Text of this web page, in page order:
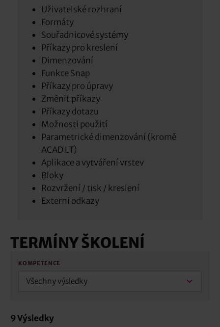
Uživatelské rozhraní
Formáty
Souřadnicové systémy
Příkazy pro kreslení
Dimenzování
Funkce Snap
Příkazy pro úpravy
Změnit příkazy
Příkazy dotazu
Možnosti použití
Parametrické dimenzování (kromě
ACAD LT)
Aplikace a vytváření vrstev
Bloky
Rozvržení / tisk / kreslení
Externí odkazy
TERMÍNY ŠKOLENÍ
KOMPETENCE
Všechny výsledky
9Výsledky